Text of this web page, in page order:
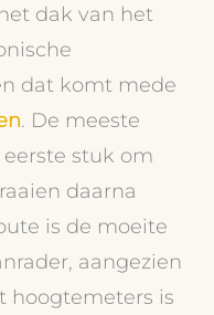
dak van het
dat komt mede
. De meeste
stuk om
daarna
is de moeite
aangezien
hoogtemeters is